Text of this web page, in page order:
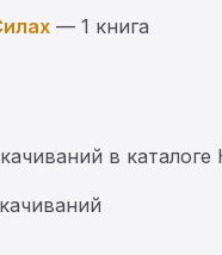
— 1 книга
в каталоге